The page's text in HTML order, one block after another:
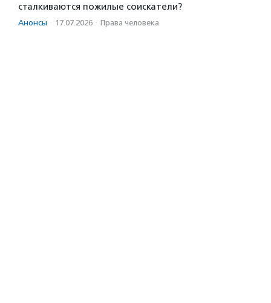
сталкиваются пожилые соискатели?
Анонсы · 17.07.2026 · Права человека